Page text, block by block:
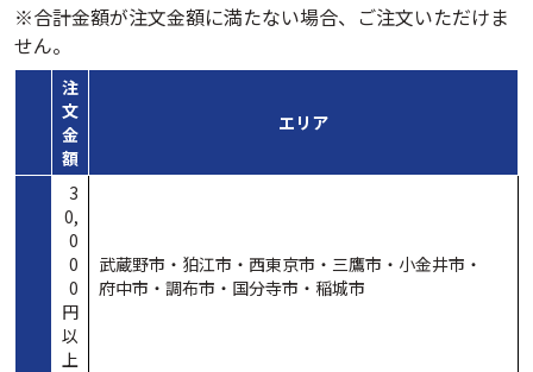
※合計金額が注文金額に満たない場合、ご注文いただけま
せん。
注
文
金
額
エリア
3
0,
0
0
0
円
以
上
武蔵野市・ 狛江市・ 西東京市・ 三鷹市・ 小金井市・
府中市・ 調布市・ 国分寺市・ 稲城市